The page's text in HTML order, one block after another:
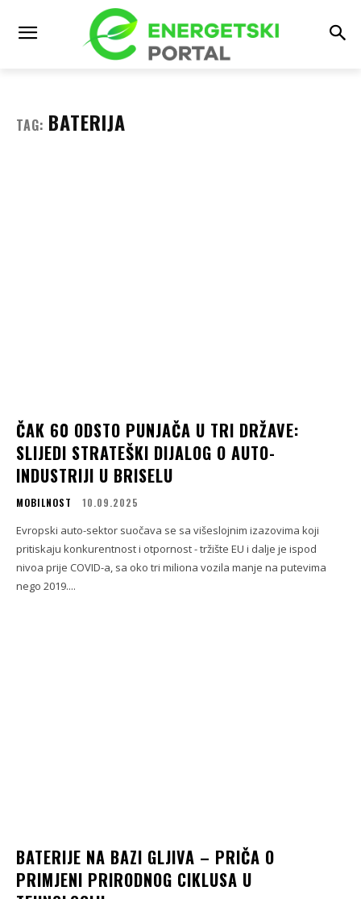
TAG: BATERIJA
ČAK 60 ODSTO PUNJAČA U TRI DRŽAVE:
SLIJEDI STRATEŠKI DIJALOG O AUTO-
INDUSTRIJI U BRISELU
MOBILNOST 10.09.2025
Evropski auto-sektor suočava se sa višeslojnim izazovima koji
pritiskaju konkurentnost i otpornost - tržište EU i dalje je ispod
nivoa prije COVID-a, sa oko tri miliona vozila manje na putevima
nego 2019....
BATERIJE NA BAZI GLJIVA – PRIČA O
PRIMJENI PRIRODNOG CIKLUSA U